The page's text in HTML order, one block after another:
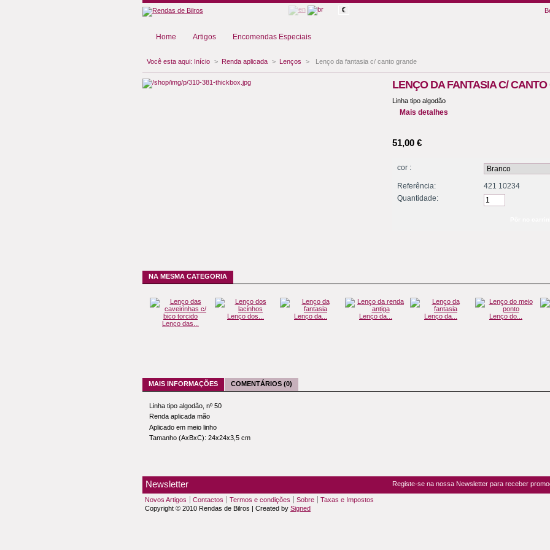
€
Home Artigos Encomendas Especiais
Você esta aqui: Início > Renda aplicada > Lenços > Lenço da fantasia c/ canto grande
LENÇO DA FANTASIA C/
Linha tipo algodão
Mais detalhes
51,00 €
cor :
Referência:
421 10234
Quantidade:
NA MESMA CATEGORIA
Lenço das...
Lenço dos... Lenço da... Lenço da... Lenço da... Lenço do...
MAIS INFORMAÇÕES COMENTÁRIOS (0)
Linha tipo algodão, nº 50
Renda aplicada mão
Aplicado em meio linho
Tamanho (AxBxC): 24x24x3,5 cm
Newsletter Registe-se na nossa Newsletter para receber
Novos Artigos Contactos Termos e condições Sobre
Taxas e Impostos
Copyright © 2010 Rendas de Bilros | Created by Signed